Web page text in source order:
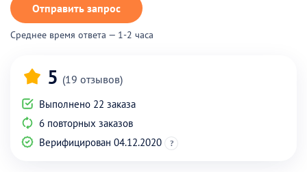
Отправить запрос
Среднее время ответа — 1-2 часа
5 (19 отзывов)
Выполнено 22 заказа
6 повторных заказов
Верифицирован 04.12.2020
?